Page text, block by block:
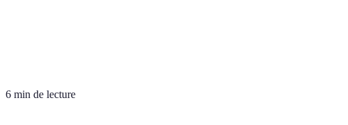
6 min de lecture